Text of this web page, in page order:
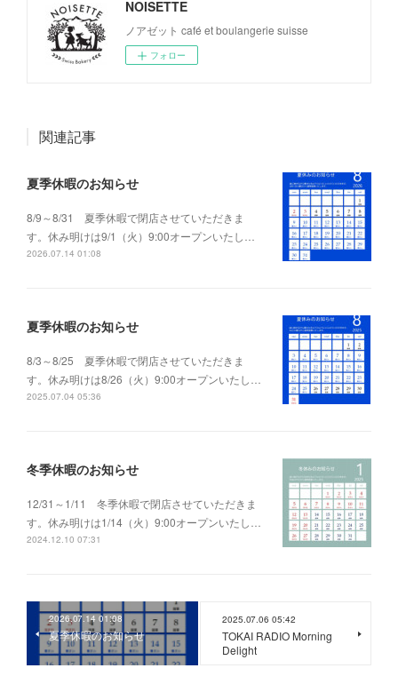
NOISETTE
ノアゼット café et boulangerie suisse
フォロー
関連記事
夏季休暇のお知らせ
8/9～8/31 夏季休暇で閉店させていただきま
す。休み明けは9/1（火）9:00オープンいたし…
2026.07.14 01:08
夏季休暇のお知らせ
8/3～8/25 夏季休暇で閉店させていただきま
す。休み明けは8/26（火）9:00オープンいたし…
2025.07.04 05:36
冬季休暇のお知らせ
12/31～1/11 冬季休暇で閉店させていただきま
す。休み明けは1/14（火）9:00オープンいたし…
2024.12.10 07:31
2026.07.14 01:08
夏季休暇のお知らせ
2025.07.06 05:42
TOKAI RADIO Morning
Delight